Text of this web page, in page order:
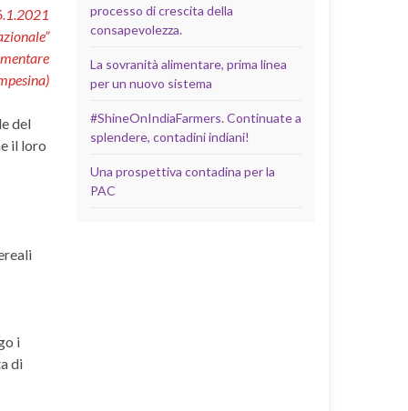
del
il loro
i
di
processo di crescita della
consapevolezza.
La sovranità alimentare, prima linea
per un nuovo sistema
#ShineOnIndiaFarmers. Continuate a
splendere, contadini indiani!
Una prospettiva contadina per la
PAC